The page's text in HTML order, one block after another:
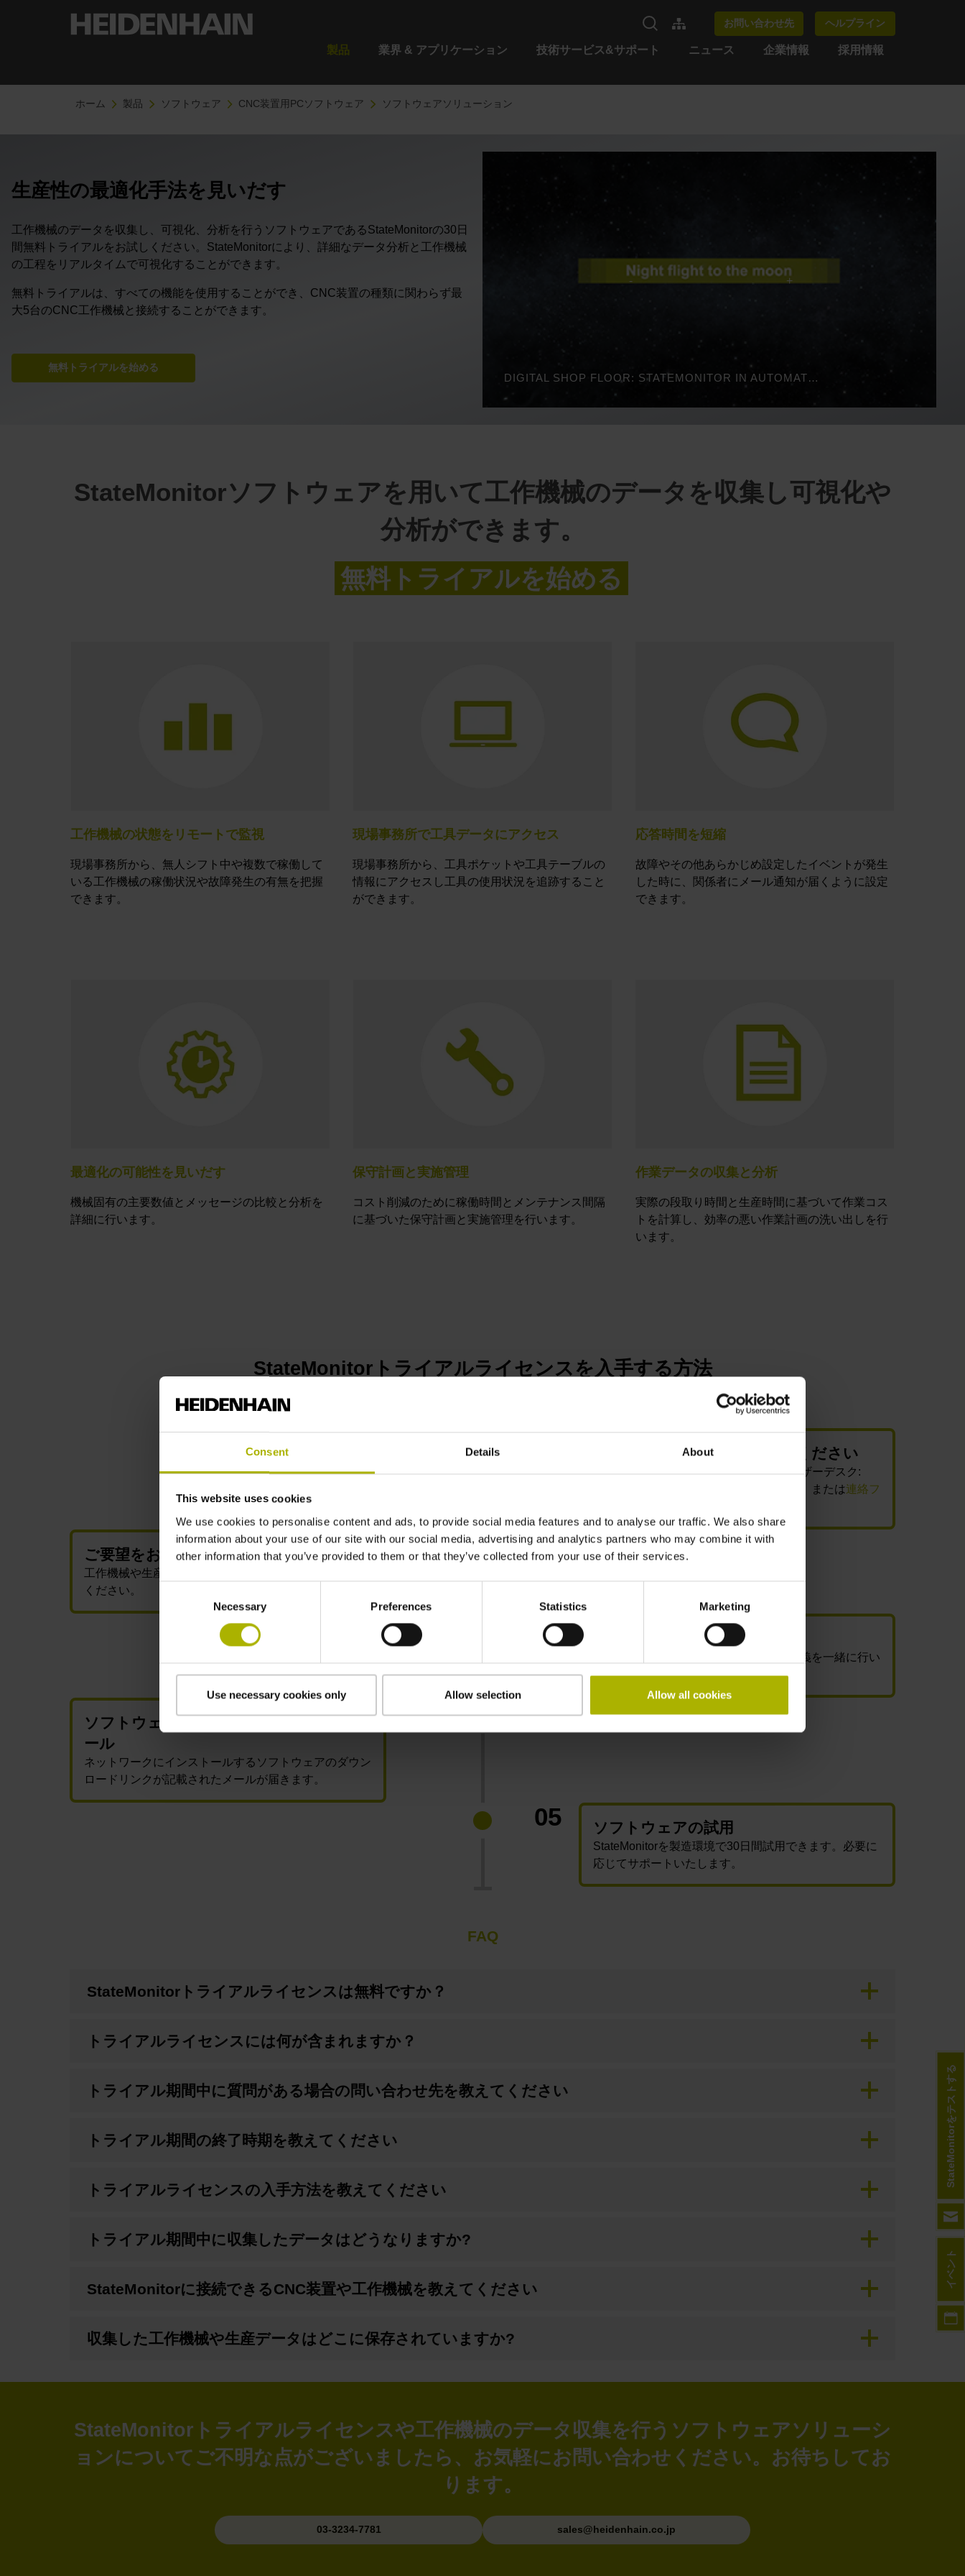
Consent Details About
This website uses cookies
We use cookies to personalise content and ads, to provide social media features and to analyse our traffic. We also share
information about your use of our site with our social media, advertising and analytics partners who may combine it with
other information that you’ve provided to them or that they’ve collected from your use of their services.
Necessary Preferences Statistics Marketing
Use necessary cookies only Allow selection Allow all cookies
お問い合わせ先 ヘルプライン
製品 業界 & アプリケーション 技術サービス&サポート ニュース 企業情報 採用情報
ホーム 製品 ソフトウェア CNC装置用PCソフトウェア ソフトウェアソリューション
生産性の最適化手法を見いだす
工作機械のデータを収集し、可視化、分析を行うソフトウェアであるStateMonitorの30日
間無料トライアルをお試しください。StateMonitorにより、詳細なデータ分析と工作機械
の工程をリアルタイムで可視化することができます。
無料トライアルは、すべての機能を使用することができ、CNC装置の種類に関わらず最
大5台のCNC工作機械と接続することができます。
無料トライアルを始める
DIGITAL SHOP FLOOR: STATEMONITOR IN AUTOMATED PRODUCTION | HEIDENHAIN
StateMonitorソフトウェアを用いて工作機械のデータを収集し可視化や
分析ができます。
無料トライアルを始める
工作機械の状態をリモートで監視
現場事務所から、無人シフト中や複数で稼働して
いる工作機械の稼働状況や故障発生の有無を把握
できます。
現場事務所で工具データにアクセス
現場事務所から、工具ポケットや工具テーブルの
情報にアクセスし工具の使用状況を追跡すること
ができます。
応答時間を短縮
故障やその他あらかじめ設定したイベントが発生
した時に、関係者にメール通知が届くように設定
できます。
最適化の可能性を見いだす
機械固有の主要数値とメッセージの比較と分析を
詳細に行います。
保守計画と実施管理
コスト削減のために稼働時間とメンテナンス間隔
に基づいた保守計画と実施管理を行います。
作業データの収集と分析
実際の段取り時間と生産時間に基づいて作業コス
トを計算し、効率の悪い作業計画の洗い出しを行
います。
StateMonitorトライアルライセンスを入手する方法
01 HEIDENHAINにお問い合わせください
お問い合わせ先のDigital Shop Floorユーザーデスク:
、または連絡フ
02
ご要望をお聞かせください
工作機械や生産データの収集に関するご要望をお聞かせ
ください。
03 システムの要件定義
各製造環境にあわせてシステムの要件定義を一緒に行い
ます。
04
ソフトウェアのダウンロードとインスト
ール
ネットワークにインストールするソフトウェアのダウン
ロードリンクが記載されたメールが届きます。
05 ソフトウェアの試用
StateMonitorを製造環境で30日間試用できます。必要に
応じてサポートいたします。
FAQ
StateMonitorトライアルライセンスは無料ですか？
トライアルライセンスには何が含まれますか？
トライアル期間中に質問がある場合の問い合わせ先を教えてください
トライアル期間の終了時期を教えてください
トライアルライセンスの入手方法を教えてください
トライアル期間中に収集したデータはどうなりますか?
StateMonitorに接続できるCNC装置や工作機械を教えてください
収集した工作機械や生産データはどこに保存されていますか?
StateMonitorトライアルライセンスや工作機械のデータ収集を行うソフトウェアソリューシ
ョンについてご不明な点がございましたら、お気軽にお問い合わせください。お待ちしてお
ります。
03-3234-7781 sales@heidenhain.co.jp
イベント
StateMonitorをテストする